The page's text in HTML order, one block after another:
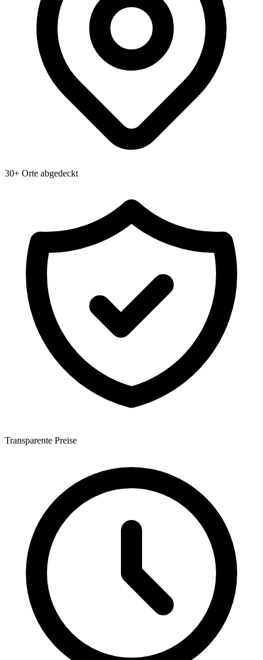
30+ Orte abgedeckt
Transparente Preise